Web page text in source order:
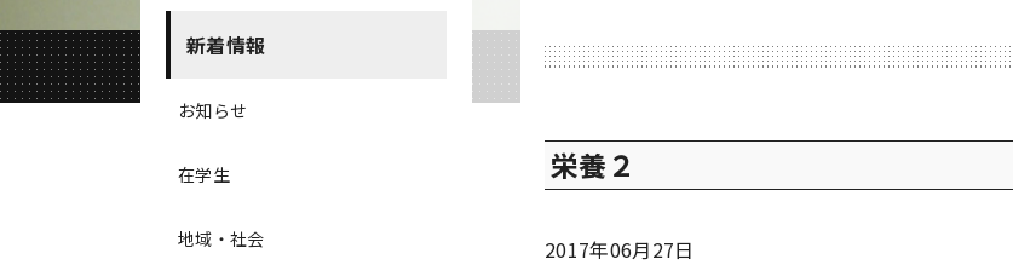
栄養２
2017年06月27日
新着情報
お知らせ
在学生
地域・社会